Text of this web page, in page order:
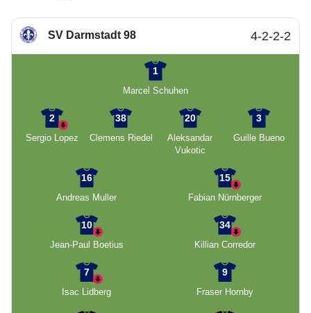
SV Darmstadt 98 4-2-2-2
1
Marcel Schuhen
2
Sergio Lopez
38
Clemens Riedel
20
Aleksandar
Vukotic
3
Guille Bueno
16
Andreas Muller
15
Fabian Nürnberger
10
Jean-Paul Boetius
34
Killian Corredor
7
Isac Lidberg
9
Fraser Hornby